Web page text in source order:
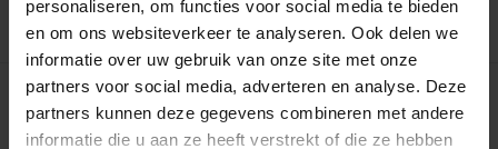
personaliseren, om functies voor social media te bieden
en om ons websiteverkeer te analyseren. Ook delen we
informatie over uw gebruik van onze site met onze
partners voor social media, adverteren en analyse. Deze
partners kunnen deze gegevens combineren met andere
informatie die u aan ze heeft verstrekt of die ze hebben
Comparer Comparer